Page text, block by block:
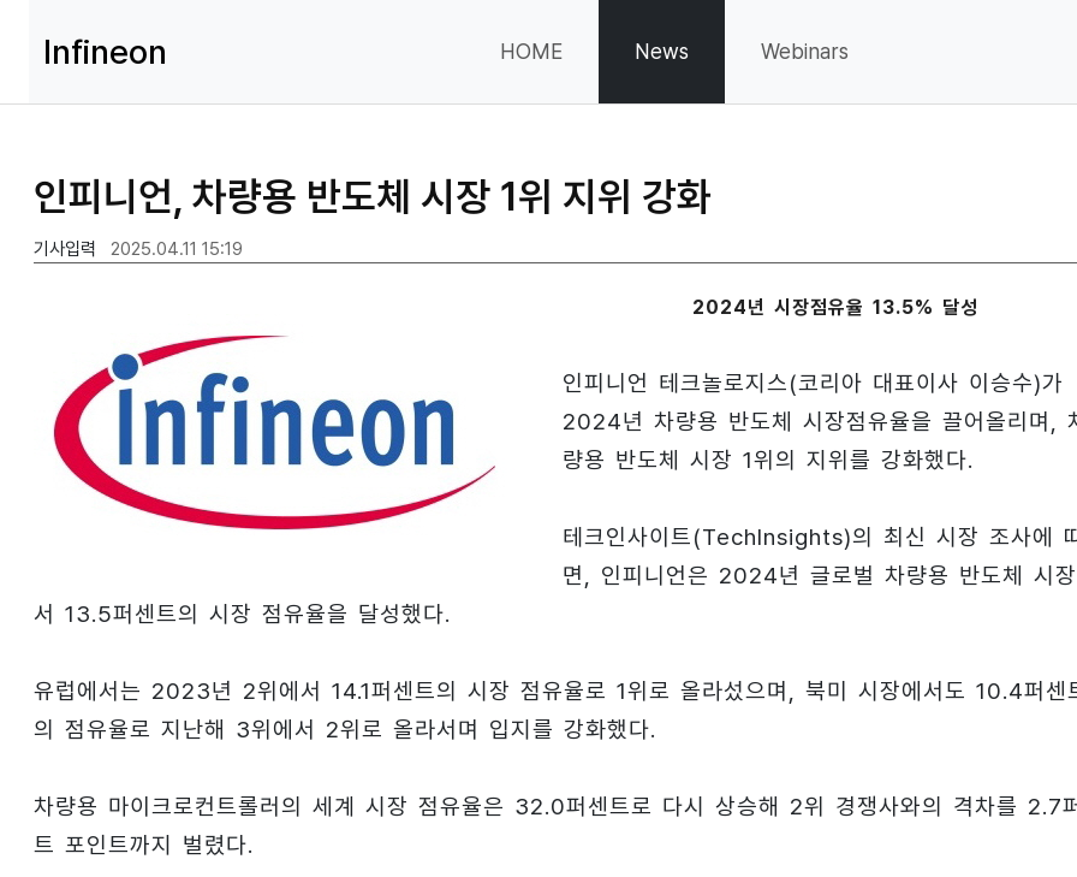
Infineon HOME News Webinars
인피니언, 차량용 반도체 시장 1위 지위 강화
기사입력 2025.04.11 15:19
2024년 시장점유율 13.5% 달성
인피니언 테크놀로지스(코리아 대표이사 이승수)가
2024년 차량용 반도체 시장점유율을 끌어올리며,
량용 반도체 시장 1위의 지위를 강화했다.
테크인사이트(TechInsights)의 최신 시장 조사에
면, 인피니언은 2024년 글로벌 차량용 반도체 시
서 13.5퍼센트의 시장 점유율을 달성했다.
유럽에서는 2023년 2위에서 14.1퍼센트의 시장 점유율로 1위로 올라섰으며, 북미 시장에서도 10.4퍼센
의 점유율로 지난해 3위에서 2위로 올라서며 입지를 강화했다.
차량용 마이크로컨트롤러의 세계 시장 점유율은 32.0퍼센트로 다시 상승해 2위 경쟁사와의 격차를 2.7
트 포인트까지 벌렸다.